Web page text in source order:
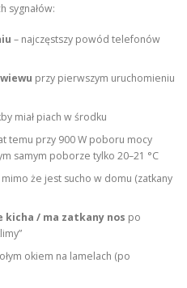
sygnałów:
– najczęstszy powód telefonów
przy pierwszym uruchomieniu
miał piach w środku
temu przy 900 W poboru mocy
samym poborze tylko 20–21 °C
mimo że jest sucho w domu (zatkany
/ ma zatkany nos po
okiem na lamelach (po